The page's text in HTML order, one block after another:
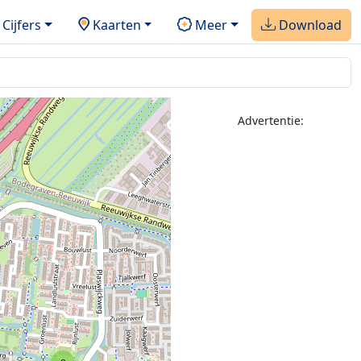
Cijfers Kaarten Meer Download
Advertentie: